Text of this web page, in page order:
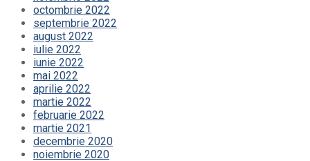
octombrie 2022
septembrie 2022
august 2022
iulie 2022
iunie 2022
mai 2022
aprilie 2022
martie 2022
februarie 2022
martie 2021
decembrie 2020
noiembrie 2020